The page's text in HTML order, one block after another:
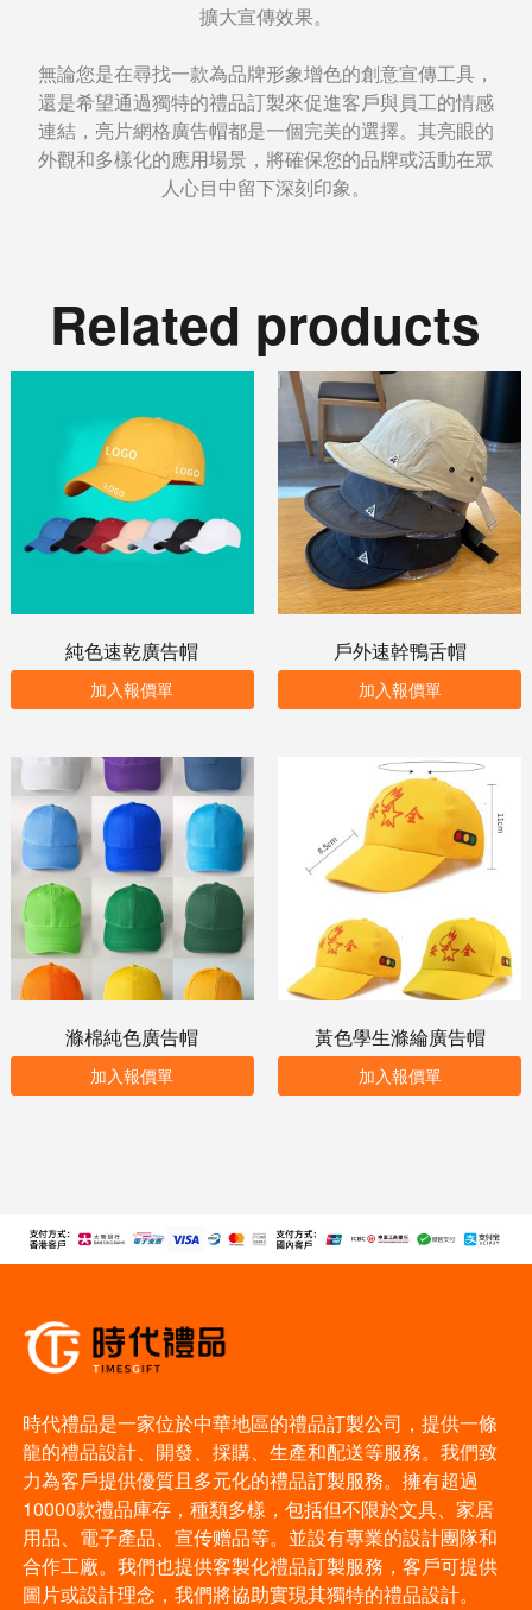
擴大宣傳效果。
無論您是在尋找一款為品牌形象增色的創意宣傳工具，
還是希望通過獨特的禮品訂製來促進客戶與員工的情感
連結，亮片網格廣告帽都是一個完美的選擇。其亮眼的
外觀和多樣化的應用場景，將確保您的品牌或活動在眾
人心目中留下深刻印象。
Related products
純色速乾廣告帽
加入報價單
戶外速幹鴨舌帽
加入報價單
滌棉純色廣告帽
加入報價單
黃色學生滌綸廣告帽
加入報價單
時代禮品是一家位於中華地區的禮品訂製公司，提供一條
龍的禮品設計、開發、採購、生產和配送等服務。我們致
力為客戶提供優質且多元化的禮品訂製服務。擁有超過
10000款禮品庫存，種類多樣，包括但不限於文具、家居
用品、電子產品、宣传赠品等。並設有專業的設計團隊和
合作工廠。我們也提供客製化禮品訂製服務，客戶可提供
圖片或設計理念，我們將協助實現其獨特的禮品設計。